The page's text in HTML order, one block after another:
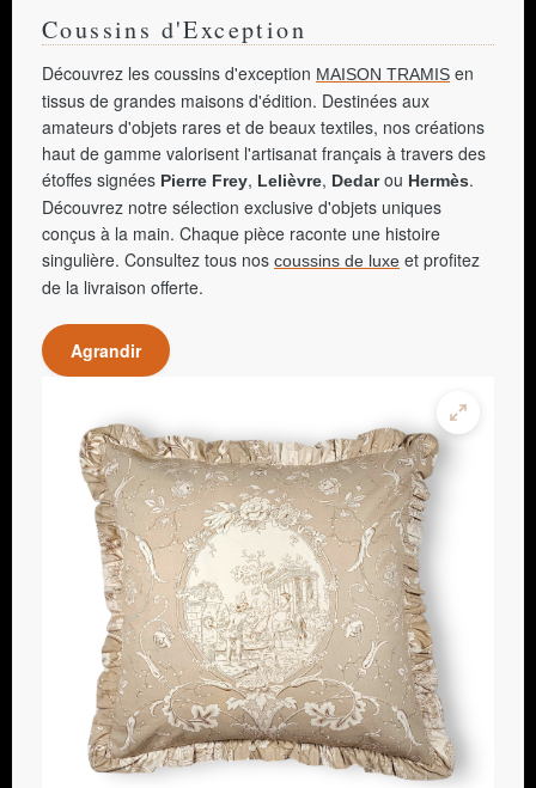
Coussins d'Exception
Découvrez les coussins d'exception MAISON TRAMIS en
tissus de grandes maisons d'édition. Destinées aux
amateurs d'objets rares et de beaux textiles, nos créations
haut de gamme valorisent l'artisanat français à travers des
étoffes signées Pierre Frey, Lelièvre, Dedarou Hermès.
Découvrez notre sélection exclusive d'objets uniques
conçus à la main. Chaque pièce raconte une histoire
singulière. Consultez tous nos coussins de luxe et profitez
de la livraison offerte.
Agrandir